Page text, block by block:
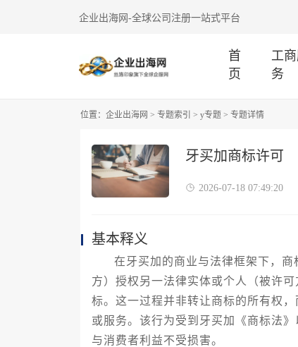
企业出海网-全球公司注册一站式平台
首
页
工
务
位置： 企业出海网 > 专题索引 > y专题 > 专题详情
牙买加商标许可
2026-07-18 07:49:20
基本释义
在牙买加的商业与法律框架下，
方）授权另一法律实体或个人（被许
标。这一过程并非转让商标的所有权
或服务。该行为受到牙买加《商标法
与消费者利益不受损害。